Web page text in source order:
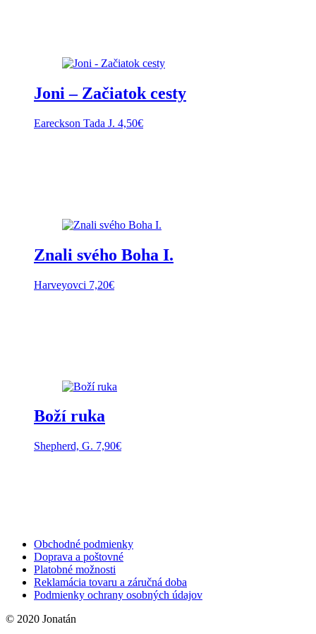
Joni – Začiatok cesty
Eareckson Tada J. 4,50€
Znali svého Boha I.
Harveyovci 7,20€
Boží ruka
Shepherd, G. 7,90€
Obchodné podmienky
Doprava a poštovné
Platobné možnosti
Reklamácia tovaru a záručná doba
Podmienky ochrany osobných údajov
© 2020 Jonatán